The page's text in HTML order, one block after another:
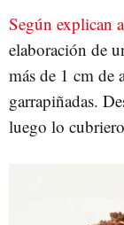
Según explican
elaboración de
más de 1 cm de
garrapiñadas.
luego lo